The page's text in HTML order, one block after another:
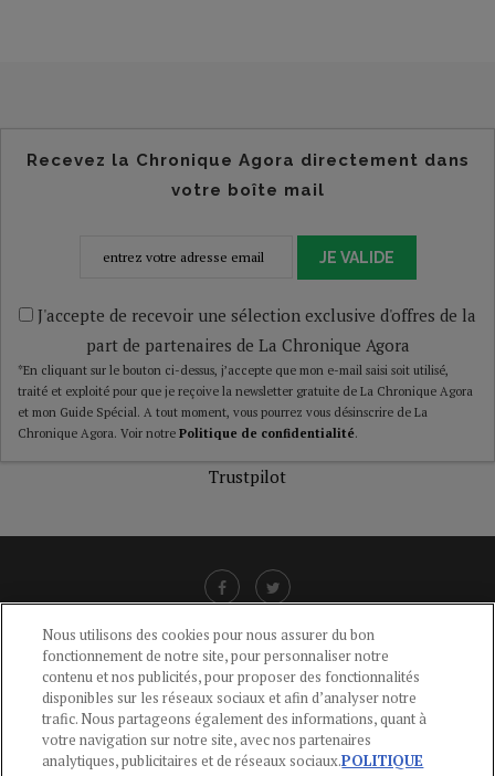
Recevez la Chronique Agora directement dans
votre boîte mail
JE VALIDE
J'accepte de recevoir une sélection exclusive d'offres de la
part de partenaires de La Chronique Agora
*En cliquant sur le bouton ci-dessus, j’accepte que mon e-mail saisi soit utilisé,
traité et exploité pour que je reçoive la newsletter gratuite de La Chronique Agora
et mon Guide Spécial. A tout moment, vous pourrez vous désinscrire de La
Chronique Agora. Voir notre Politique de confidentialité.
Trustpilot
LIENS UTILES
CGU-POLITIQUE DE CONFIDENTIALITÉ -POLITIQUE DES COOKIES
MENTIONS LÉGALES -AIDE
CONTACT
Nous utilisons des cookies pour nous assurer du bon
fonctionnement de notre site, pour personnaliser notre
contenu et nos publicités, pour proposer des fonctionnalités
disponibles sur les réseaux sociaux et afin d’analyser notre
trafic. Nous partageons également des informations, quant à
votre navigation sur notre site, avec nos partenaires
analytiques, publicitaires et de réseaux sociaux.POLITIQUE